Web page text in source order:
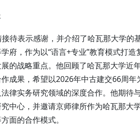
待表示感谢，并介绍了哈瓦那大学的
府，作为以“语言+专业”教育模式打造
的战略重点。他回顾了哈瓦那大学近
成果，希望以2026年中古建交66周年
律实务研究领域的深度合作。他期待
中心，并邀请京师律所作为哈瓦那大
面的合作模式。